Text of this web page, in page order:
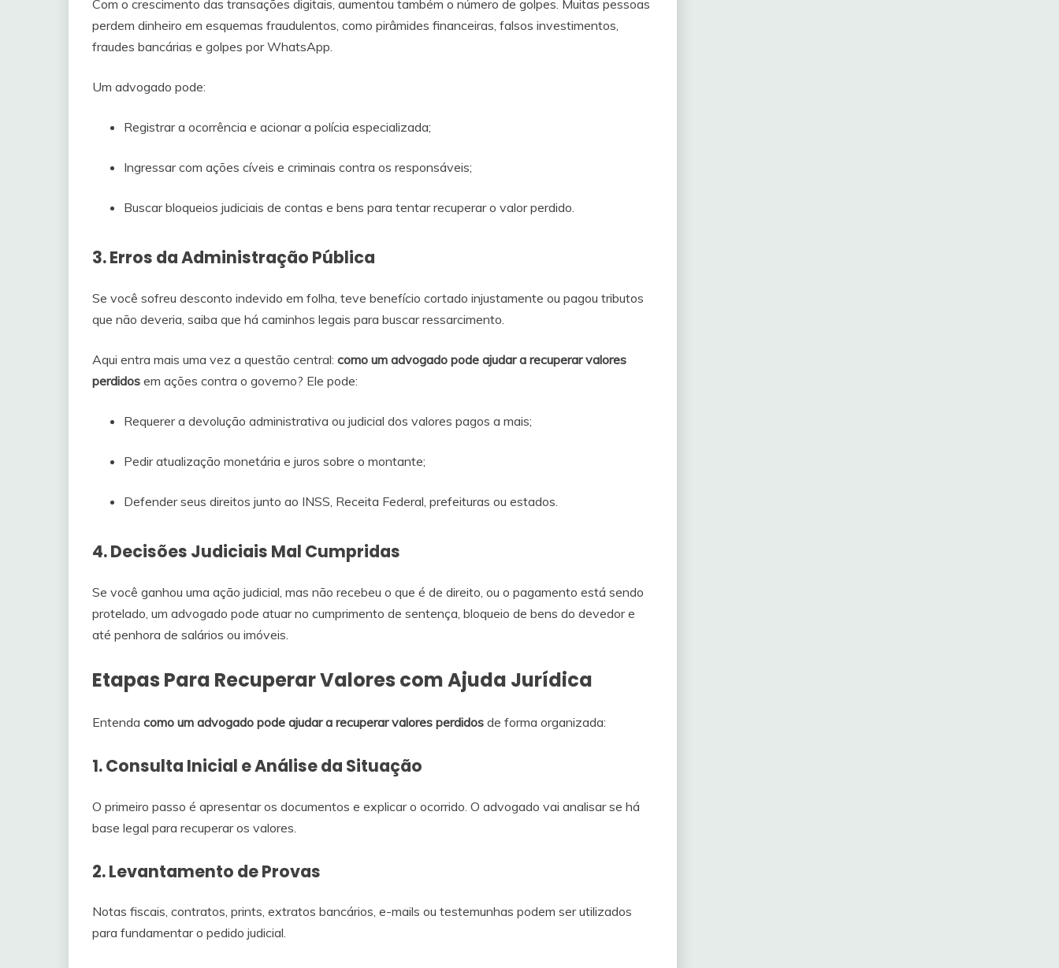
Com o crescimento das transações digitais, aumentou também o número de golpes. Muitas pessoas
perdem dinheiro em esquemas fraudulentos, como pirâmides financeiras, falsos investimentos,
fraudes bancárias e golpes por WhatsApp.
Um advogado pode:
Registrar a ocorrência e acionar a polícia especializada;
Ingressar com ações cíveis e criminais contra os responsáveis;
Buscar bloqueios judiciais de contas e bens para tentar recuperar o valor perdido.
3. Erros da Administração Pública
Se você sofreu desconto indevido em folha, teve benefício cortado injustamente ou pagou tributos
que não deveria, saiba que há caminhos legais para buscar ressarcimento.
Aqui entra mais uma vez a questão central: como um advogado pode ajudar a recuperar valores
perdidos em ações contra o governo? Ele pode:
Requerer a devolução administrativa ou judicial dos valores pagos a mais;
Pedir atualização monetária e juros sobre o montante;
Defender seus direitos junto ao INSS, Receita Federal, prefeituras ou estados.
4. Decisões Judiciais Mal Cumpridas
Se você ganhou uma ação judicial, mas não recebeu o que é de direito, ou o pagamento está sendo
protelado, um advogado pode atuar no cumprimento de sentença, bloqueio de bens do devedor e
até penhora de salários ou imóveis.
Etapas Para Recuperar Valores com Ajuda Jurídica
Entenda como um advogado pode ajudar a recuperar valores perdidos de forma organizada:
1. Consulta Inicial e Análise da Situação
O primeiro passo é apresentar os documentos e explicar o ocorrido. O advogado vai analisar se há
base legal para recuperar os valores.
2. Levantamento de Provas
Notas fiscais, contratos, prints, extratos bancários, e-mails ou testemunhas podem ser utilizados
para fundamentar o pedido judicial.